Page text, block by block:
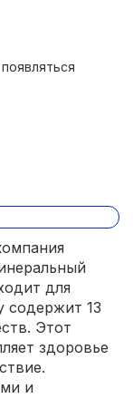
для
содержит 13
Этот
здоровье
и